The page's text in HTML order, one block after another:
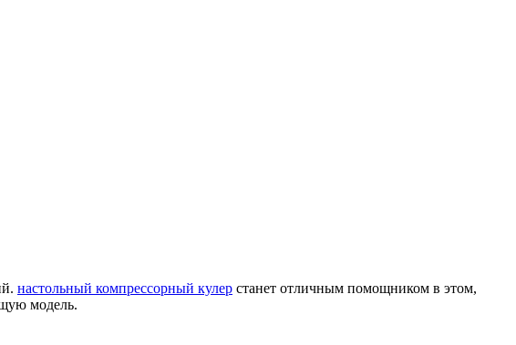
настольный компрессорный кулер станет отличным помощником в этом,
модель.